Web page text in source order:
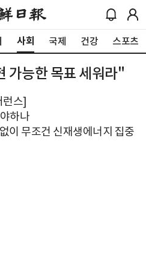
사회 국제 건강 스포츠
가능한 목표 세워라"
런스]
하나
이 무조건 신재생에너지 집중